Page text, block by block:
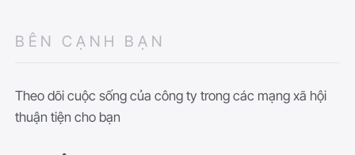
BÊN CẠNH BẠN
Theo dõi cuộc sống của công ty trong các mạng xã hội
thuận tiện cho bạn